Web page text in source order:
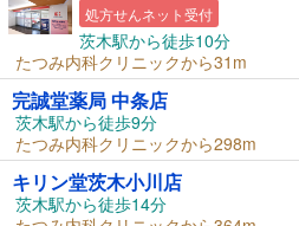
処方せんネット受付
茨木駅から徒歩10分
たつみ内科クリニックから31m
完誠堂薬局 中条店
茨木駅から徒歩9分
たつみ内科クリニックから298m
キリン堂茨木小川店
茨木駅から徒歩14分